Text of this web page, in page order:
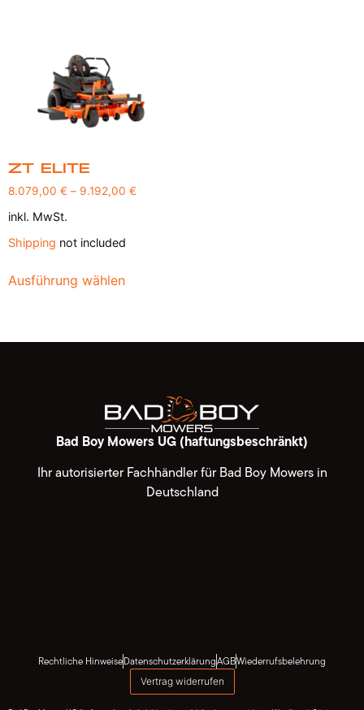
ZT Elite
8.079,00 € – 9.192,00 €
inkl. MwSt.
Shipping not included
Ausführung wählen
Bad Boy Mowers UG (haftungsbeschränkt)
Ihr autorisierter Fachhändler für Bad Boy Mowers in
Deutschland
Rechtliche HinweiseDatenschutzerklärungAGBWiederrufsbelehrung
Vertrag widerrufen